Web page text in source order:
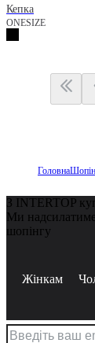
Кепка
ONESIZE
Головна
З INTERTOP
Ми
шопінгу
Жінкам